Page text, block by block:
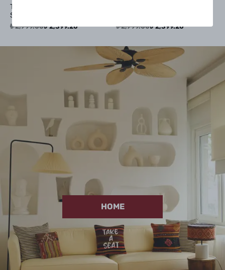
Turkish Originals Zip
Sweatshirt - Turquoise
₺ 2,999.00₺ 2,399.20 ₺ 2,999.00₺ 2,399.20
HOME